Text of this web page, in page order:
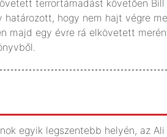
terrortámadást követően
hogy nem hajt végre
majd egy évre rá elkövetett
egyik legszentebb helyén, az Ali